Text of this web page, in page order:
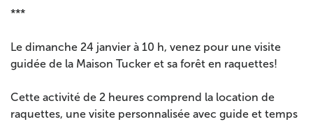
***
Le dimanche 24 janvier à 10 h, venez pour une visite
guidée de la Maison Tucker et sa forêt en raquettes!
Cette activité de 2 heures comprend la location de
raquettes, une visite personnalisée avec guide et temps